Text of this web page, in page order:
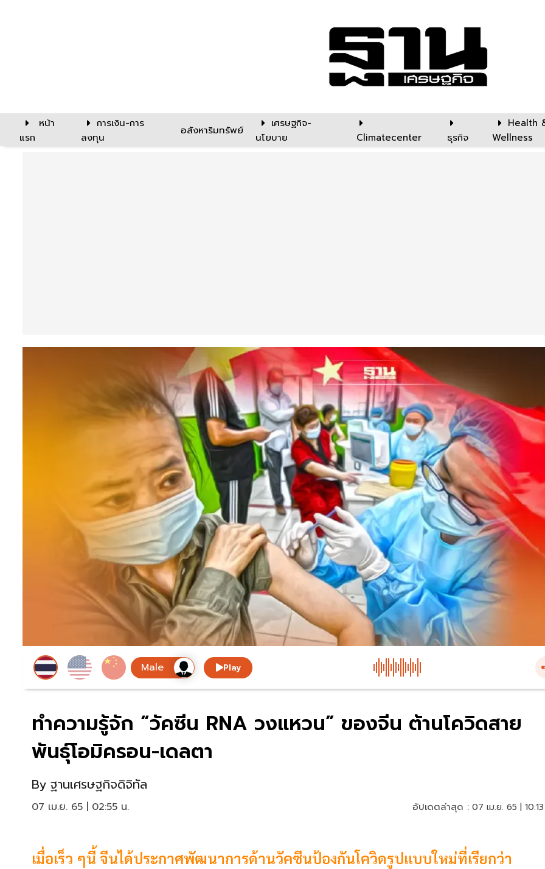
หน้า
แรก
การเงิน-การ
ลงทุน
อสังหาริมทรัพย์
เศรษฐกิจ-
นโยบาย
Climatecenter ธุรกิจ
Health
Wellness
Play
ทำความรู้จัก “วัคซีน RNA วงแหวน” ของจีน ต้านโควิดสาย
พันธุ์โอมิครอน-เดลตา
By ฐานเศรษฐกิจดิจิทัล
07 เม.ย. 65 | 02:55 น. อัปเดตล่าสุด : 07 เม.ย. 65 |
เมื่อเร็ว ๆนี้ จีนได้ประกาศพัฒนาการด้านวัคซีนป้องกันโควิดรูปแบบใหม่ที่เรียกว่า